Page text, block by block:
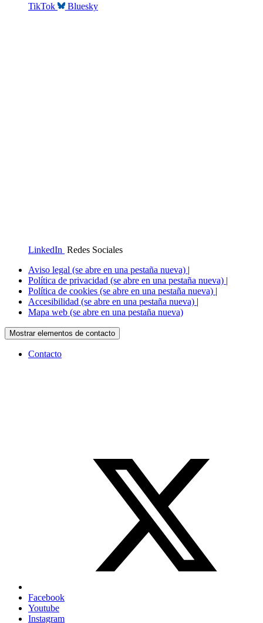
TikTok Bluesky
LinkedIn Redes Sociales
Aviso legal (se abre en una pestaña nueva) |
Política de privacidad (se abre en una pestaña nueva) |
Política de cookies (se abre en una pestaña nueva) |
Accesibilidad (se abre en una pestaña nueva) |
Mapa web (se abre en una pestaña nueva)
Mostrar elementos de contacto
Contacto
Facebook
Youtube
Instagram